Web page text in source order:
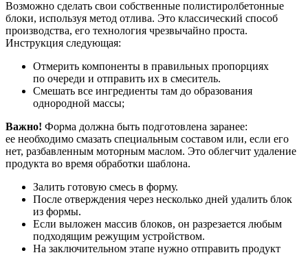
Возможно сделать свои собственные полистиролбетонные
блоки, используя метод отлива. Это классический способ
производства, его технология чрезвычайно проста.
Инструкция следующая:
Отмерить компоненты в правильных пропорциях
по очереди и отправить их в смеситель.
Смешать все ингредиенты там до образования
однородной массы;
Важно! Форма должна быть подготовлена ​​заранее:
ее необходимо смазать специальным составом или, если его
нет, разбавленным моторным маслом. Это облегчит удаление
продукта во время обработки шаблона.
Залить готовую смесь в форму.
После отверждения через несколько дней удалить блок
из формы.
Если выложен массив блоков, он разрезается любым
подходящим режущим устройством.
На заключительном этапе нужно отправить продукт